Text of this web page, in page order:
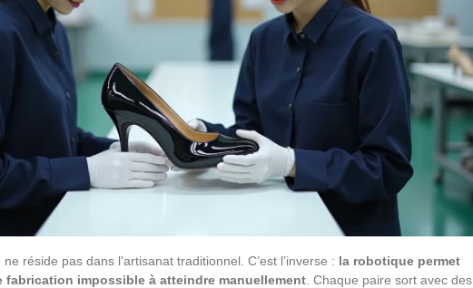
ne réside pas dans l’artisanat traditionnel. C’est l’inverse : la robotique permet
fabrication impossible à atteindre manuellement . Chaque paire sort avec des